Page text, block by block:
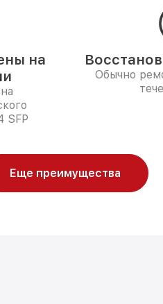
на
SFP
Обычно
Еще преимущества